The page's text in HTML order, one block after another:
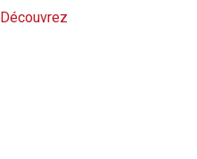
Découvrez